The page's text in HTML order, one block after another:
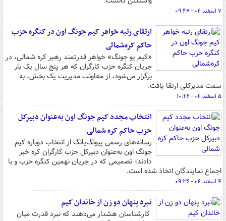
۷ اسفند ۰۴ - ۰۹:۴۸
ارتقای رتبه خواهر کیم جونگ اون در کنگره حزب
حاکم کره‌شمالی
«کیم یو جونگ» خواهر قدرتمند رهبر کره شمالی، در
جریان کنگره حزب کارگران که هر پنج سال یک بار
برگزار می‌شود، از معاونت مدیریت یک بخش، به
سمت مدیرکلی ارتقا یافت.
۵ اسفند ۰۴ - ۱۰:۴۶
انتخاب مجدد کیم جونگ اون به‌عنوان دبیرکل
حزب حاکم کره شمالی
رسانه‌های رسمی پیونگ‌یانگ از انتخاب دوباره کیم
جونگ اون به‌عنوان دبیرکل حزب کارگران کره خبر
دادند؛ تصمیمی که در جریان نهمین کنگره حزب و با
اجماع نمایندگان اتخاذ شده است.
۴ اسفند ۰۴ - ۰۹:۳۶
نبرد پنهان دو زن از خاندان کیم
کارشناسان هشدار می‌دهند که نبرد قدرت میان